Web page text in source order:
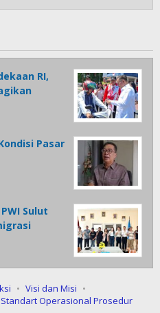
RI,
Pasar
Sulut
Visi dan Misi
Standart Operasional Prosedur